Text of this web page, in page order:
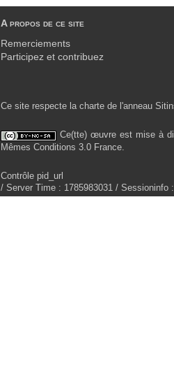
A propos de ce site
Remerciements
Participez et contribuez
Ce site respecte la charte de l'anneau
Ce(tte) œuvre est mise à
Mêmes Conditions 3.0 France.
Contrôle pid_url
/ Server Time : 1785983031 / Sessioninfo